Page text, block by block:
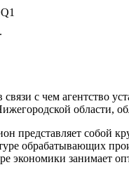
с чем агентство
области,
представляет собой
обрабатывающих
экономики занимает